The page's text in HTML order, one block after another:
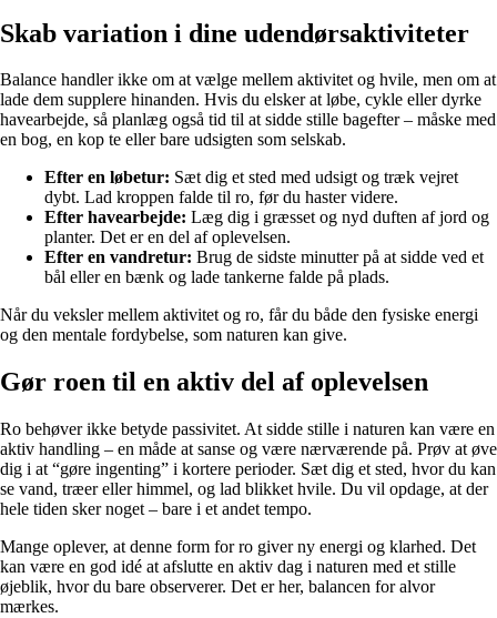
Skab variation i dine udendørsaktiviteter
Balance handler ikke om at vælge mellem aktivitet og hvile, men om at
lade dem supplere hinanden. Hvis du elsker at løbe, cykle eller dyrke
havearbejde, så planlæg også tid til at sidde stille bagefter – måske med
en bog, en kop te eller bare udsigten som selskab.
Efter en løbetur: Sæt dig et sted med udsigt og træk vejret
dybt. Lad kroppen falde til ro, før du haster videre.
Efter havearbejde: Læg dig i græsset og nyd duften af jord og
planter. Det er en del af oplevelsen.
Efter en vandretur: Brug de sidste minutter på at sidde ved et
bål eller en bænk og lade tankerne falde på plads.
Når du veksler mellem aktivitet og ro, får du både den fysiske energi
og den mentale fordybelse, som naturen kan give.
Gør roen til en aktiv del af oplevelsen
Ro behøver ikke betyde passivitet. At sidde stille i naturen kan være en
aktiv handling – en måde at sanse og være nærværende på. Prøv at øve
dig i at “gøre ingenting” i kortere perioder. Sæt dig et sted, hvor du kan
se vand, træer eller himmel, og lad blikket hvile. Du vil opdage, at der
hele tiden sker noget – bare i et andet tempo.
Mange oplever, at denne form for ro giver ny energi og klarhed. Det
kan være en god idé at afslutte en aktiv dag i naturen med et stille
øjeblik, hvor du bare observerer. Det er her, balancen for alvor
mærkes.